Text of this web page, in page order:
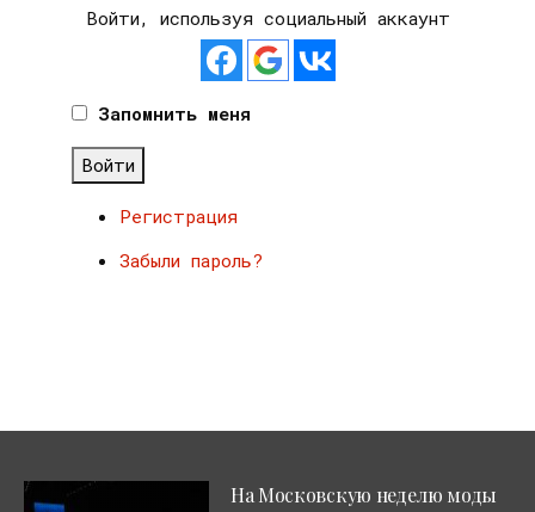
Войти, используя социальный аккаунт
Запомнить меня
Войти
Регистрация
Забыли пароль?
На Московскую неделю моды